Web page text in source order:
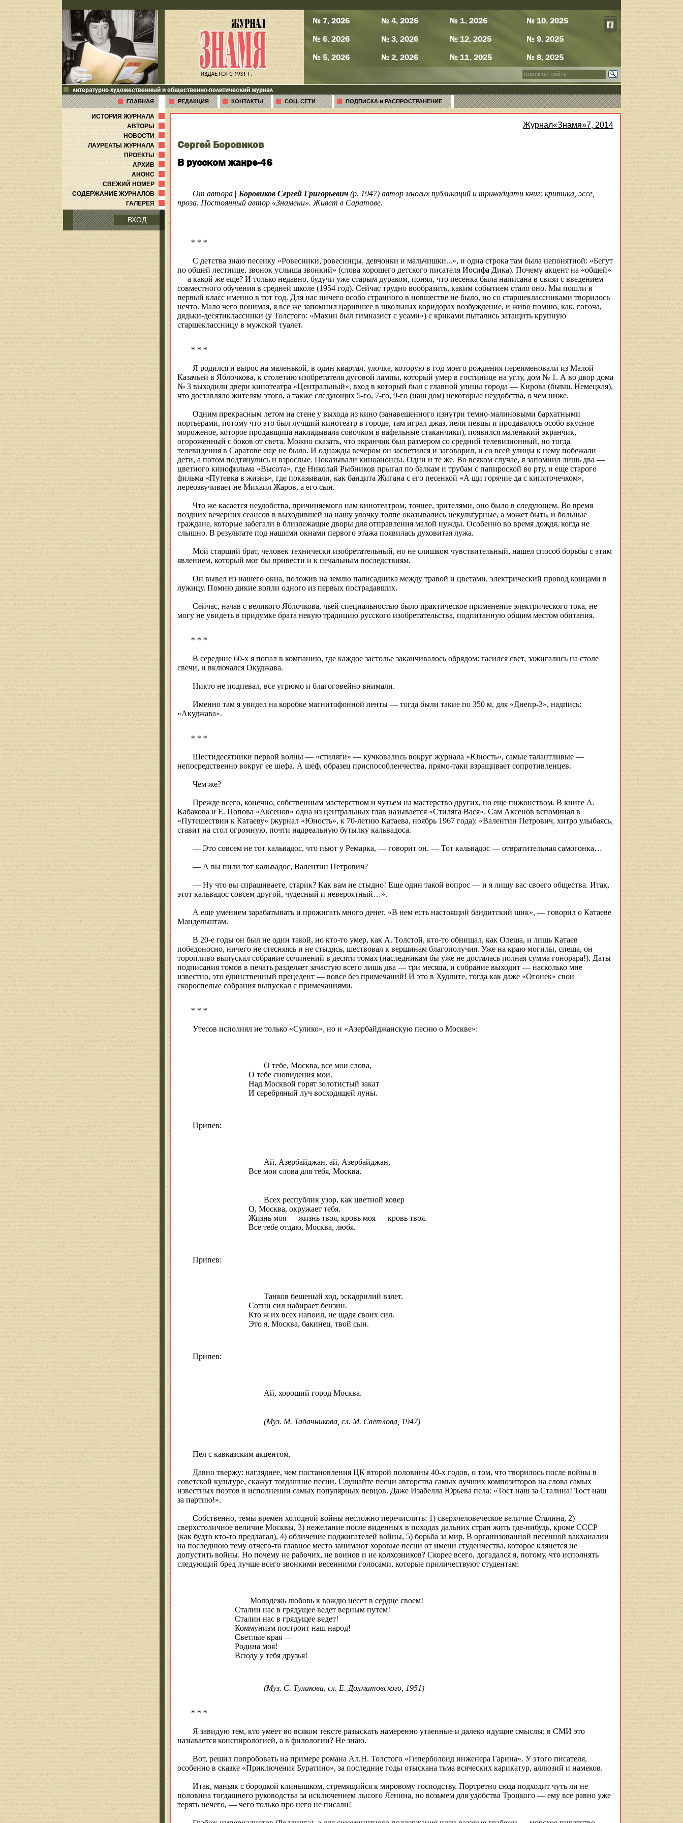
№ 7, 2026
№ 6, 2026
№ 5, 2026
№ 4, 2026
№ 3, 2026
№ 2, 2026
№ 1, 2026
№ 12, 2025
№ 11, 2025
№ 10, 2025
№ 9, 2025
№ 8, 2025
литературно-художественный и общественно-политический журнал
ГЛАВНАЯ РЕДАКЦИЯ КОНТАКТЫ СОЦ. СЕТИ ПОДПИСКА и РАСПРОСТРАНЕНИЕ
ИСТОРИЯ ЖУРНАЛА
АВТОРЫ
НОВОСТИ
ЛАУРЕАТЫ ЖУРНАЛА
ПРОЕКТЫ
АРХИВ
АНОНС
СВЕЖИЙ НОМЕР
СОДЕРЖАНИЕ ЖУРНАЛОВ
ГАЛЕРЕЯ
ВХОД
Журнал«Знамя»7, 2014
Сергей Боровиков
В русском жанре-46
От автора | Боровиков Сергей Григорьевич (р. 1947) автор многих публикаций и тринадцати книг: критика, эссе,
проза. Постоянный автор «Знамени». Живет в Саратове.
* * *
С детства знаю песенку «Ровесники, ровесницы, девчонки и мальчишки...», и одна строка там была непонятной: «Бегут
по общей лестнице, звонок услыша звонкий» (слова хорошего детского писателя Иосифа Дика). Почему акцент на «общей»
— а какой же еще? И только недавно, будучи уже старым дураком, понял, что песенка была написана в связи с введением
совместного обучения в средней школе (1954 год). Сейчас трудно вообразить, каким событием стало оно. Мы пошли в
первый класс именно в тот год. Для нас ничего особо странного в новшестве не было, но со старшеклассниками творилось
нечто. Мало чего понимая, я все же запомнил царившее в школьных коридорах возбуждение, и живо помню, как, гогоча,
дядьки-десятиклассники (у Толстого: «Махин был гимназист с усами») с криками пытались затащить крупную
старшеклассницу в мужской туалет.
* * *
Я родился и вырос на маленькой, в один квартал, улочке, которую в год моего рождения переименовали из Малой
Казачьей в Яблочкова, к столетию изобретателя дуговой лампы, который умер в гостинице на углу, дом № 1. А во двор дома
№ 3 выходили двери кинотеатра «Центральный», вход в который был с главной улицы города — Кирова (бывш. Немецкая),
что доставляло жителям этого, а также следующих 5-го, 7-го, 9-го (наш дом) некоторые неудобства, о чем ниже.
Одним прекрасным летом на стене у выхода из кино (занавешенного изнутри темно-малиновыми бархатными
портьерами, потому что это был лучший кинотеатр в городе, там играл джаз, пели певцы и продавалось особо вкусное
мороженое, которое продавщица накладывала совочком в вафельные стаканчики), появился маленький экранчик,
огороженный с боков от света. Можно сказать, что экранчик был размером со средний телевизионный, но тогда
телевидения в Саратове еще не было. И однажды вечером он засветился и заговорил, и со всей улицы к нему побежали
дети, а потом подтянулись и взрослые. Показывали киноанонсы. Одни и те же. Во всяком случае, я запомнил лишь два —
цветного кинофильма «Высота», где Николай Рыбников прыгал по балкам и трубам с папироской во рту, и еще старого
фильма «Путевка в жизнь», где показывали, как бандита Жигана с его песенкой «А щи горячие да с кипяточечком»,
переозвучивает не Михаил Жаров, а его сын.
Что же касается неудобства, причиняемого нам кинотеатром, точнее, зрителями, оно было в следующем. Во время
поздних вечерних сеансов в выходившей на нашу улочку толпе оказывались некультурные, а может быть, и больные
граждане, которые забегали в близлежащие дворы для отправления малой нужды. Особенно во время дождя, когда не
слышно. В результате под нашими окнами первого этажа появилась духовитая лужа.
Мой старший брат, человек технически изобретательный, но не слишком чувствительный, нашел способ борьбы с этим
явлением, который мог бы привести и к печальным последствиям.
Он вывел из нашего окна, положив на землю палисадника между травой и цветами, электрический провод концами в
лужицу. Помню дикие вопли одного из первых пострадавших.
Сейчас, начав с великого Яблочкова, чьей специальностью было практическое применение электрического тока, не
могу не увидеть в придумке брата некую традицию русского изобретательства, подпитанную общим местом обитания.
* * *
В середине 60-х я попал в компанию, где каждое застолье заканчивалось обрядом: гасился свет, зажигались на столе
свечи, и включался Окуджава.
Никто не подпевал, все угрюмо и благоговейно внимали.
Именно там я увидел на коробке магнитофонной ленты — тогда были такие по 350 м, для «Днепр-3», надпись:
«Акуджава».
* * *
Шестидесятники первой волны — «стиляги» — кучковались вокруг журнала «Юность», самые талантливые —
непосредственно вокруг ее шефа. А шеф, образец приспособленчества, прямо-таки взращивает сопротивленцев.
Чем же?
Прежде всего, конечно, собственным мастерством и чутьем на мастерство других, но еще пижонством. В книге А.
Кабакова и Е. Попова «Аксенов» одна из центральных глав называется «Стиляга Вася». Сам Аксенов вспоминал в
«Путешествии к Катаеву» (журнал «Юность», к 70-летию Катаева, ноябрь 1967 года): «Валентин Петрович, хитро улыбаясь,
ставит на стол огромную, почти надреальную бутылку кальвадоса.
— Это совсем не тот кальвадос, что пьют у Ремарка, — говорит он. — Тот кальвадос — отвратительная самогонка…
— А вы пили тот кальвадос, Валентин Петрович?
— Ну что вы спрашиваете, старик? Как вам не стыдно! Еще один такой вопрос — и я лишу вас своего общества. Итак,
этот кальвадос совсем другой, чудесный и невероятный…».
А еще умением зарабатывать и прожигать много денег. «В нем есть настоящий бандитский шик», — говорил о Катаеве
Мандельштам.
В 20-е годы он был не один такой, но кто-то умер, как А. Толстой, кто-то обнищал, как Олеша, и лишь Катаев
победоносно, ничего не стесняясь и не стыдясь, шествовал к вершинам благополучия. Уже на краю могилы, спеша, он
торопливо выпускал собрание сочинений в десяти томах (наследникам бы уже не досталась полная сумма гонорара!). Даты
подписания томов в печать разделяет зачастую всего лишь два — три месяца, и собрание выходит — насколько мне
известно, это единственный прецедент — вовсе без примечаний! И это в Худлите, тогда как даже «Огонек» свои
скороспелые собрания выпускал с примечаниями.
* * *
Утесов исполнял не только «Сулико», но и «Азербайджанскую песню о Москве»:
О тебе, Москва, все мои слова,
О тебе сновидения мои.
Над Москвой горят золотистый закат
И серебряный луч восходящей луны.
Припев:
Ай, Азербайджан, ай, Азербайджан,
Все мои слова для тебя, Москва.
Всех республик узор, как цветной ковер
О, Москва, окружает тебя.
Жизнь моя — жизнь твоя, кровь моя — кровь твоя.
Все тебе отдаю, Москва, любя.
Припев:
Танков бешеный ход, эскадрилий взлет.
Сотни сил набирает бензин.
Кто ж их всех напоил, не щадя своих сил.
Это я, Москва, бакинец, твой сын.
Припев:
Ай, хороший город Москва.
(Муз. М. Табачникова, сл. М. Светлова, 1947)
Пел с кавказским акцентом.
Давно твержу: нагляднее, чем постановления ЦК второй половины 40-х годов, о том, что творилось после войны в
советской культуре, скажут тогдашние песни. Слушайте песни авторства самых лучших композиторов на слова самых
известных поэтов в исполнении самых популярных певцов. Даже Изабелла Юрьева пела: «Тост наш за Сталина! Тост наш
за партию!».
Собственно, темы времен холодной войны несложно перечислить: 1) сверхчеловеческое величие Сталина, 2)
сверхстоличное величие Москвы, 3) нежелание после виденных в походах дальних стран жить где-нибудь, кроме СССР
(как будто кто-то предлагал), 4) обличение поджигателей войны, 5) борьба за мир. В организованной песенной вакханалии
на последнюю тему отчего-то главное место занимают хоровые песни от имени студенчества, которое клянется не
допустить войны. Но почему не рабочих, не воинов и не колхозников? Скорее всего, догадался я, потому, что исполнять
следующий бред лучше всего звонкими весенними голосами, которые приличествуют студентам:
Молодежь любовь к вождю несет в сердце своем!
Сталин нас в грядущее ведет верным путем!
Сталин нас в грядущее ведет!
Коммунизм построит наш народ!
Светлые края —
Родина моя!
Всюду у тебя друзья!
(Муз. С. Туликова, сл. Е. Долматовского, 1951)
* * *
Я завидую тем, кто умеет во всяком тексте разыскать намеренно утаенные и далеко идущие смыслы; в СМИ это
называется конспирологией, а в филологии? Не знаю.
Вот, решил попробовать на примере романа Ал.Н. Толстого «Гиперболоид инженера Гарина». У этого писателя,
особенно в сказке «Приключения Буратино», за последние годы отыскана тьма всяческих карикатур, аллюзий и намеков.
Итак, маньяк с бородкой клинышком, стремящийся к мировому господству. Портретно сюда подходит чуть ли не
половина тогдашнего руководства за исключением лысого Ленина, но возьмем для удобства Троцкого — ему все равно уже
терять нечего, — чего только про него не писали!